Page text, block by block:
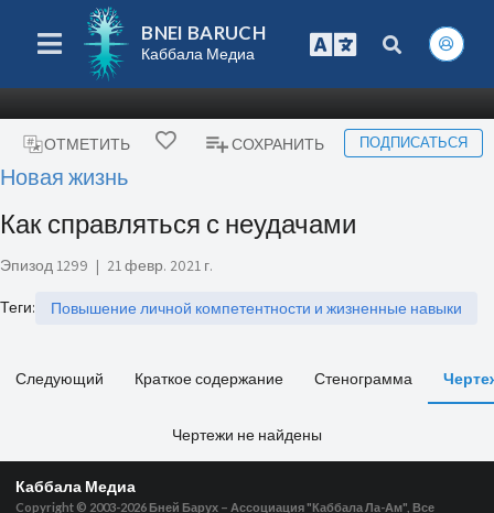
BNEI BARUCH
Каббала Медиа
ОТМЕТИТЬ СОХРАНИТЬ ПОДПИСАТЬСЯ
Новая жизнь
Как справляться с неудачами
Эпизод 1299 | 21 февр. 2021 г.
Теги: Повышение личной компетентности и жизненные навыки
Следующий Краткое содержание Стенограмма
Чертежи не найдены
Каббала Медиа
Copyright © 2003-2026 Бней Барух – Ассоциация "Каббала Ла-Ам", Все